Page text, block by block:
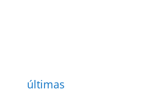
últimas